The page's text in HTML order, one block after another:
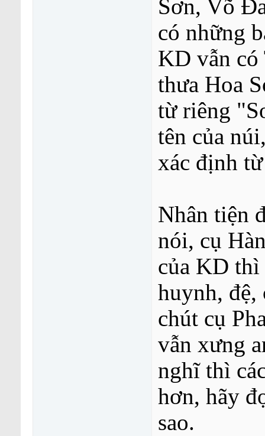
Sơn, Võ
có những
KD vẫn có
thưa Hoa
từ riêng
tên của
xác định
Nhân tiện
nói, cụ
của KD thì
huynh, đệ,
chút cụ
vẫn xưng
nghĩ thì
hơn, hãy
sao.